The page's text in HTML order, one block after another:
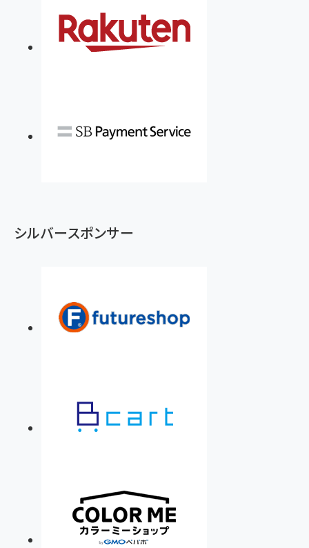
シルバースポンサー